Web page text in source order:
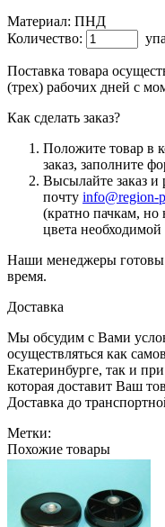
Материал: ПНД
Количество:
Поставка товара
(трех) рабочих дней с
Как сделать заказ?
Положите товар в
заказ, заполните
Высылайте заказ и
почту info@region-
(кратно пачкам,
цвета
Наши менеджеры готовы
время.
Доставка
Мы обсудим с Вами
осуществляться как
Екатеринбурге, так и
которая доставит Ваш
Доставка до
Метки:
Похожие товары